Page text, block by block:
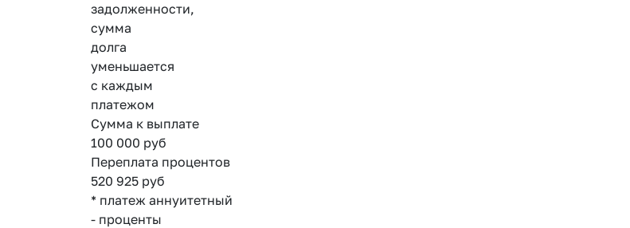
задолженности,
сумма
долга
уменьшается
с каждым
платежом
Сумма к выплате
100 000 руб
Переплата процентов
520 925 руб
* платеж аннуитетный
- проценты